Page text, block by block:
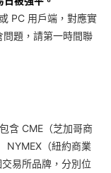
PC 用戶端，對應實
題，請第一時間聯
含 CME（芝加哥商
NYMEX（紐約商業
易所品牌，分別位